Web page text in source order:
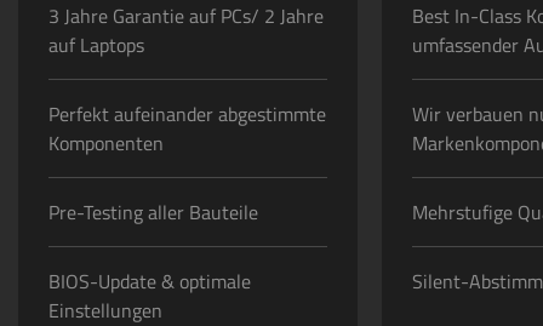
3 Jahre Garantie auf PCs/ 2 Jahre
auf Laptops
Perfekt aufeinander abgestimmte
Komponenten
Pre-Testing aller Bauteile
BIOS-Update & optimale
Einstellungen
Best In-Class
umfassender
Wir verbauen
Mehrstufige
Silent-